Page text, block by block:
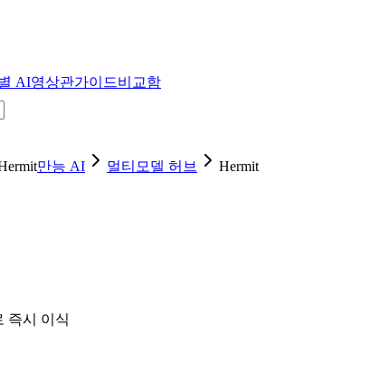
AI영상관가이드비교함
만능 AI 멀티모델 허브 Hermit
즉시 이식